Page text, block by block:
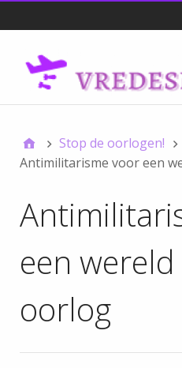
Stop de oorlogen!
Antimilitarisme voor een
een
oorlog